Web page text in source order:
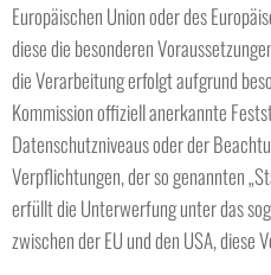
Europäischen Union oder des
diese die besonderen
die Verarbeitung erfolgt aufgrund
Kommission offiziell anerkannte
Datenschutzniveaus oder der
Verpflichtungen, der so genannten
erfüllt die Unterwerfung unter das
zwischen der EU und den USA, diese